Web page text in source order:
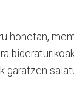
honetan,